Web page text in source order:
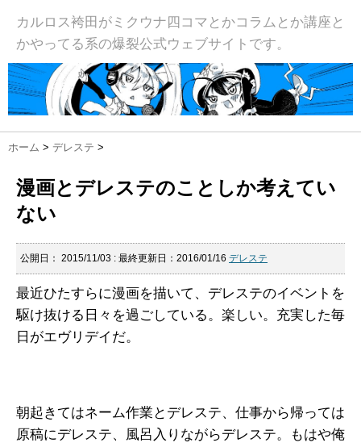
カルロス袴田がミクウナ四コマとかコラムとか講座と
かやってる系の爆裂公式ウェブサイトです。
ホーム > デレステ >
漫画とデレステのことしか考えてい
ない
公開日： 2015/11/03 : 最終更新日：2016/01/16 デレステ
最近ひたすらに漫画を描いて、デレステのイベントを
駆け抜ける日々を過ごしている。楽しい。充実した毎
日がエヴリデイだ。
朝起きてはネーム作業とデレステ、仕事から帰っては
原稿にデレステ、風呂入りながらデレステ。もはや俺